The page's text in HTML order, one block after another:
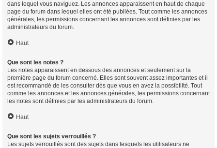
dans lequel vous naviguez. Les annonces apparaissent en haut de chaque
page du forum dans lequel elles ont été publiées. Tout comme les annonces
générales, les permissions concernant les annonces sont définies par les
administrateurs du forum.
Haut
Que sont les notes ?
Les notes apparaissent en dessous des annonces et seulement sur la
première page du forum concerné. Elles sont souvent assez importantes et il
est recommandé de les consulter dès que vous en avez la possibilité. Tout
comme les annonces et les annonces générales, les permissions concernant
les notes sont définies par les administrateurs du forum.
Haut
Que sont les sujets verrouillés ?
Les sujets verrouillés sont des sujets dans lesquels les utilisateurs ne